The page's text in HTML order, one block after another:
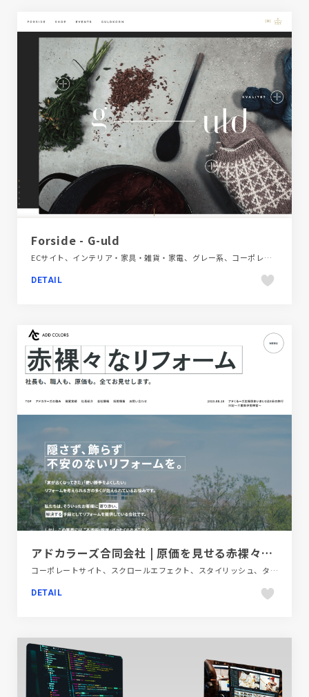
Forside - G-uld
ECサイト、インテリア・家具・雑貨・家電、グレー系、コーポレートサイト、シンプル、スクロールエフェクト、タイポグラフィー、デザイン・アート・音楽・文芸、ナチュラル、ホワイト系、大きめ写真、海外サイト
DETAIL
アドカラーズ合同会社 | 原価を見せる赤裸々なリフォーム会社
コーポレートサイト、スクロールエフェクト、スタイリッシュ、タイポグラフィー、単色・モノクロ、大きめ写真、建設・住宅・不動産
DETAIL